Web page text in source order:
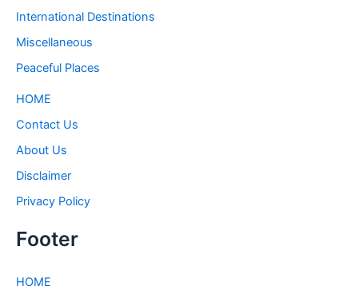
International Destinations
Miscellaneous
Peaceful Places
HOME
Contact Us
About Us
Disclaimer
Privacy Policy
Footer
HOME